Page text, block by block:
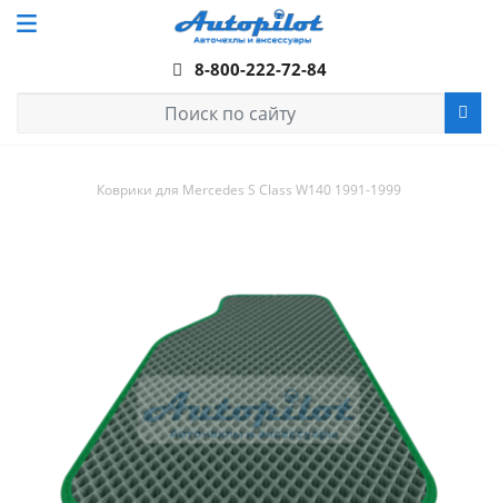
8-800-222-72-84
Коврики для Mercedes S Class W140 1991-1999